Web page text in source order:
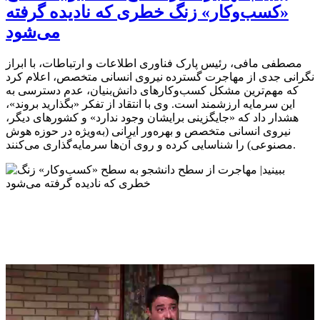
«کسب‌وکار» زنگ خطری که نادیده گرفته
می‌شود
مصطفی مافی، رئیس پارک فناوری اطلاعات و ارتباطات، با ابراز
نگرانی جدی از مهاجرت گسترده نیروی انسانی متخصص، اعلام کرد
که مهم‌ترین مشکل کسب‌وکارهای دانش‌بنیان، عدم دسترسی به
این سرمایه ارزشمند است. وی با انتقاد از تفکر «بگذارید بروند»،
هشدار داد که «جایگزینی برایشان وجود ندارد» و کشورهای دیگر،
نیروی انسانی متخصص و بهره‌ور ایرانی (به‌ویژه در حوزه هوش
مصنوعی) را شناسایی کرده و روی آن‌ها سرمایه‌گذاری می‌کنند.